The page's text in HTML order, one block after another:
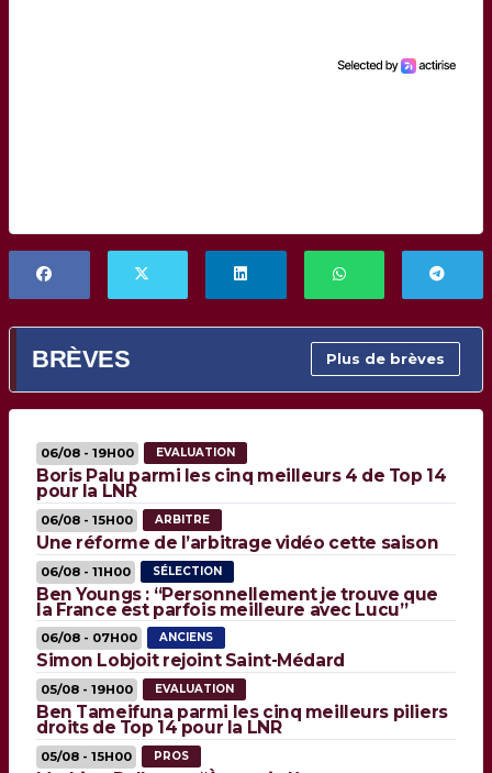
BRÈVES Plus de brèves
06/08 - 19H00 EVALUATION
Boris Palu parmi les cinq meilleurs 4 de Top 14
pour la LNR
06/08 - 15H00 ARBITRE
Une réforme de l’arbitrage vidéo cette saison
06/08 - 11H00 SÉLECTION
Ben Youngs : “Personnellement je trouve que
la France est parfois meilleure avec Lucu”
06/08 - 07H00 ANCIENS
Simon Lobjoit rejoint Saint-Médard
05/08 - 19H00 EVALUATION
Ben Tameifuna parmi les cinq meilleurs piliers
droits de Top 14 pour la LNR
05/08 - 15H00 PROS